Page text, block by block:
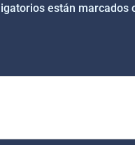
están marcados